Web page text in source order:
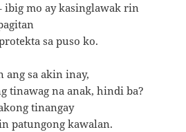
ibig mo ay kasinglawak rin
sa puso ko.
ang sa akin inay,
tinawag na anak, hindi ba?
tinangay
patungong kawalan.